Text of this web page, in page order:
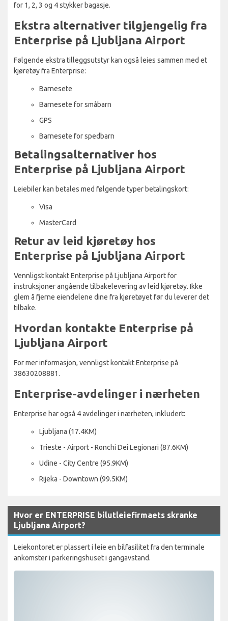
for 1, 2, 3 og 4 stykker bagasje.
Ekstra alternativer tilgjengelig fra
Enterprise på Ljubljana Airport
Følgende ekstra tilleggsutstyr kan også leies sammen med et
kjøretøy fra Enterprise:
Barnesete
Barnesete for småbarn
GPS
Barnesete for spedbarn
Betalingsalternativer hos
Enterprise på Ljubljana Airport
Leiebiler kan betales med følgende typer betalingskort:
Visa
MasterCard
Retur av leid kjøretøy hos
Enterprise på Ljubljana Airport
Vennligst kontakt Enterprise på Ljubljana Airport for
instruksjoner angående tilbakelevering av leid kjøretøy. Ikke
glem å fjerne eiendelene dine fra kjøretøyet før du leverer det
tilbake.
Hvordan kontakte Enterprise på
Ljubljana Airport
For mer informasjon, vennligst kontakt Enterprise på
38630208881.
Enterprise-avdelinger i nærheten
Enterprise har også 4 avdelinger i nærheten, inkludert:
Ljubljana (17.4KM)
Trieste - Airport - Ronchi Dei Legionari (87.6KM)
Udine - City Centre (95.9KM)
Rijeka - Downtown (99.5KM)
Hvor er ENTERPRISE bilutleiefirmaets skranke
Ljubljana Airport?
Leiekontoret er plassert i leie en bilfasilitet fra den terminale
ankomster i parkeringshuset i gangavstand.